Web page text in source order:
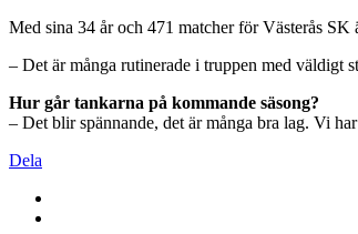
Med sina 34 år och 471 matcher för Västerås SK
– Det är många rutinerade i truppen med väldigt
Hur går tankarna på kommande säsong?
– Det blir spännande, det är många bra lag. Vi
Dela